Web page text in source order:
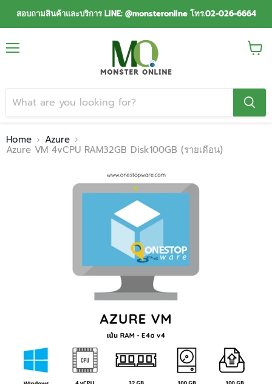
สอบถามสินค้าและบริการ LINE: @monsteronline โทร.02-026-6664
View
Home Azure
Azure VM 4vCPU RAM32GB Disk100GB (รายเดือน)